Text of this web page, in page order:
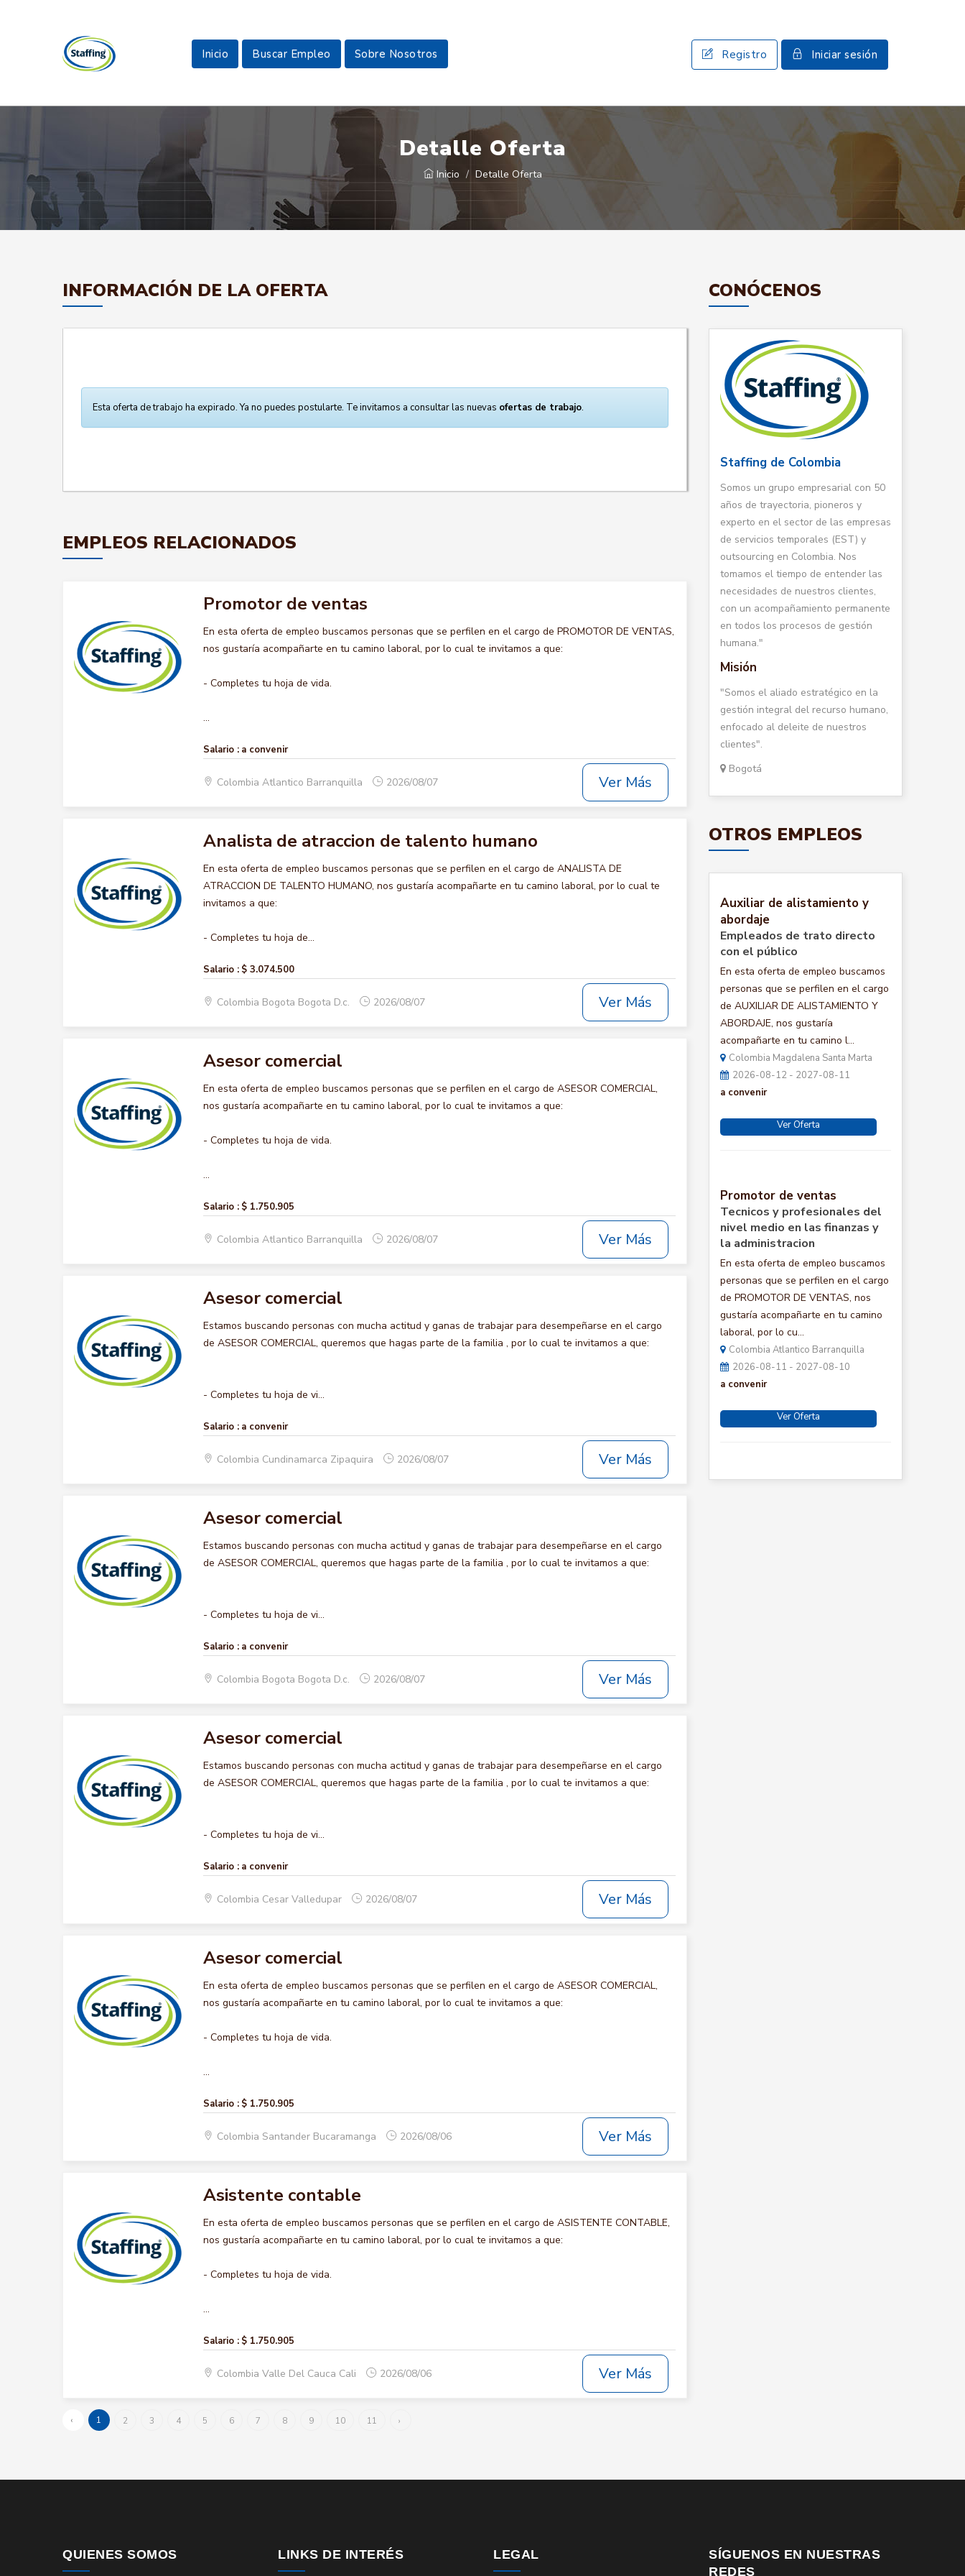
Inicio Buscar Empleo Sobre Nosotros Registro Iniciar sesión
Detalle Oferta
Inicio Detalle Oferta
INFORMACIÓN DE LA OFERTA
Esta oferta de trabajo ha expirado. Ya no puedes postularte. Te invitamos a consultar las nuevas ofertas de trabajo.
EMPLEOS RELACIONADOS
Promotor de ventas
En esta oferta de empleo buscamos personas que se perfilen en el cargo de PROMOTOR DE VENTAS,
nos gustaría acompañarte en tu camino laboral, por lo cual te invitamos a que:
- Completes tu hoja de vida.
...
Salario : a convenir
Colombia Atlantico Barranquilla 2026/08/07 Ver Más
Analista de atraccion de talento humano
En esta oferta de empleo buscamos personas que se perfilen en el cargo de ANALISTA DE
ATRACCION DE TALENTO HUMANO, nos gustaría acompañarte en tu camino laboral, por lo cual te
invitamos a que:
- Completes tu hoja de...
Salario : $ 3.074.500
Colombia Bogota Bogota D.c. 2026/08/07 Ver Más
Asesor comercial
En esta oferta de empleo buscamos personas que se perfilen en el cargo de ASESOR COMERCIAL,
nos gustaría acompañarte en tu camino laboral, por lo cual te invitamos a que:
- Completes tu hoja de vida.
...
Salario : $ 1.750.905
Colombia Atlantico Barranquilla 2026/08/07 Ver Más
Asesor comercial
Estamos buscando personas con mucha actitud y ganas de trabajar para desempeñarse en el cargo
de ASESOR COMERCIAL, queremos que hagas parte de la familia , por lo cual te invitamos a que:
- Completes tu hoja de vi...
Salario : a convenir
Colombia Cundinamarca Zipaquira 2026/08/07 Ver Más
Asesor comercial
Estamos buscando personas con mucha actitud y ganas de trabajar para desempeñarse en el cargo
de ASESOR COMERCIAL, queremos que hagas parte de la familia , por lo cual te invitamos a que:
- Completes tu hoja de vi...
Salario : a convenir
Colombia Bogota Bogota D.c. 2026/08/07 Ver Más
Asesor comercial
Estamos buscando personas con mucha actitud y ganas de trabajar para desempeñarse en el cargo
de ASESOR COMERCIAL, queremos que hagas parte de la familia , por lo cual te invitamos a que:
- Completes tu hoja de vi...
Salario : a convenir
Colombia Cesar Valledupar 2026/08/07 Ver Más
Asesor comercial
En esta oferta de empleo buscamos personas que se perfilen en el cargo de ASESOR COMERCIAL,
nos gustaría acompañarte en tu camino laboral, por lo cual te invitamos a que:
- Completes tu hoja de vida.
...
Salario : $ 1.750.905
Colombia Santander Bucaramanga 2026/08/06 Ver Más
Asistente contable
En esta oferta de empleo buscamos personas que se perfilen en el cargo de ASISTENTE CONTABLE,
nos gustaría acompañarte en tu camino laboral, por lo cual te invitamos a que:
- Completes tu hoja de vida.
...
Salario : $ 1.750.905
Colombia Valle Del Cauca Cali 2026/08/06 Ver Más
‹ 1 2 3 4 5 6 7 8 9 10 11 ›
CONÓCENOS
Staffing de Colombia
Somos un grupo empresarial con 50
años de trayectoria, pioneros y
experto en el sector de las empresas
de servicios temporales (EST) y
outsourcing en Colombia. Nos
tomamos el tiempo de entender las
necesidades de nuestros clientes,
con un acompañamiento permanente
en todos los procesos de gestión
humana."
Misión
"Somos el aliado estratégico en la
gestión integral del recurso humano,
enfocado al deleite de nuestros
clientes".
Bogotá
OTROS EMPLEOS
Auxiliar de alistamiento y
abordaje
Empleados de trato directo
con el público
En esta oferta de empleo buscamos
personas que se perfilen en el cargo
de AUXILIAR DE ALISTAMIENTO Y
ABORDAJE, nos gustaría
acompañarte en tu camino l...
Colombia Magdalena Santa Marta
2026-08-12 - 2027-08-11
a convenir
Ver Oferta
Promotor de ventas
Tecnicos y profesionales del
nivel medio en las finanzas y
la administracion
En esta oferta de empleo buscamos
personas que se perfilen en el cargo
de PROMOTOR DE VENTAS, nos
gustaría acompañarte en tu camino
laboral, por lo cu...
Colombia Atlantico Barranquilla
2026-08-11 - 2027-08-10
a convenir
Ver Oferta
QUIENES SOMOS LINKS DE INTERÉS LEGAL
SÍGUENOS EN NUESTRAS
REDES